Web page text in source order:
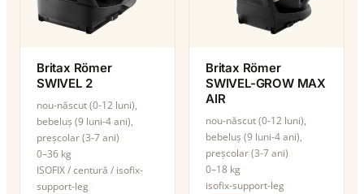
Britax Römer
SWIVEL 2
nou-născut (0-12 luni),
bebeluș (9 luni-4 ani),
preșcolar (3-7 ani)
0–36 kg
ISOFIX / centură / isofix-
support-leg
Britax Römer
SWIVEL-GROW MAX
AIR
nou-născut (0-12 luni),
bebeluș (9 luni-4 ani),
preșcolar (3-7 ani)
0–18 kg
isofix-support-leg